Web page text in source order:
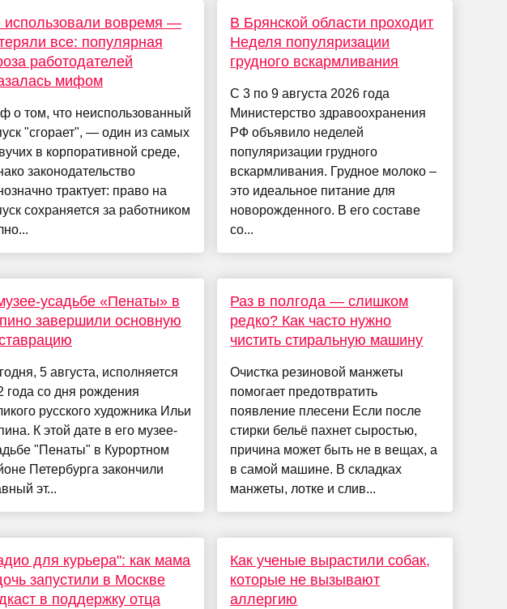
использовали вовремя —
все: популярная
работодателей
мифом
о том, что неиспользованный
"сгорает", — один из самых
в корпоративной среде,
законодательство
трактует: право на
сохраняется за работником
усадьбе «Пенаты» в
завершили основную
5 августа, исполняется
года со дня рождения
русского художника Ильи
К этой дате в его музее-
"Пенаты" в Курортном
Петербурга закончили
эт...
для курьера": как мама
запустили в Москве
в поддержку отца
В Брянской области проходит
Неделя популяризации
грудного вскармливания
С 3 по 9 августа 2026 года
Министерство здравоохранения
РФ объявило неделей
популяризации грудного
вскармливания. Грудное молоко –
это идеальное питание для
новорожденного. В его составе
со...
Раз в полгода — слишком
редко? Как часто нужно
чистить стиральную машину
Очистка резиновой манжеты
помогает предотвратить
появление плесени Если после
стирки бельё пахнет сыростью,
причина может быть не в вещах, а
в самой машине. В складках
манжеты, лотке и слив...
Как ученые вырастили собак,
которые не вызывают
аллергию